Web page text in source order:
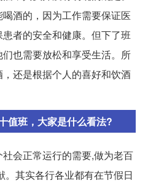
酒的，因为工作需要保证医
者的安全和健康。但下了班
也需要放松和享受生活。所
还是根据个人的喜好和饮酒
值班，大家是什么看法?
会正常运行的需要,做为老百
其实各行各业都有在节假日